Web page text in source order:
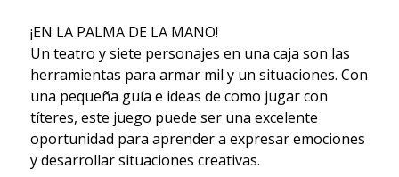
¡EN LA PALMA DE LA MANO!
Un teatro y siete personajes en una caja son las
herramientas para armar mil y un situaciones. Con
una pequeña guía e ideas de como jugar con
títeres, este juego puede ser una excelente
oportunidad para aprender a expresar emociones
y desarrollar situaciones creativas.